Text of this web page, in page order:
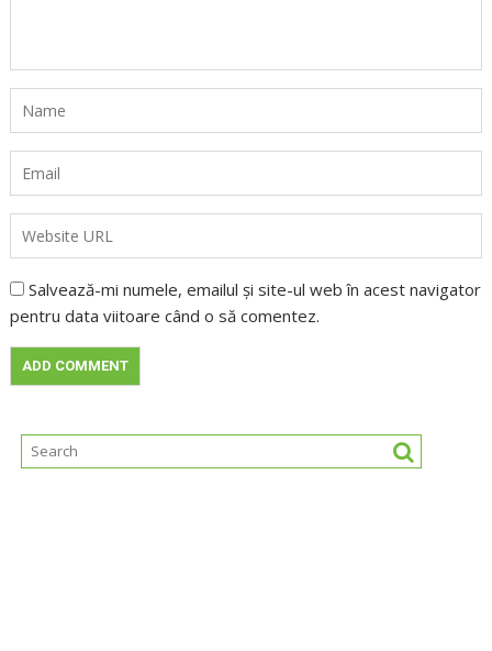
Salvează-mi numele, emailul și site-ul web în acest navigator
pentru data viitoare când o să comentez.